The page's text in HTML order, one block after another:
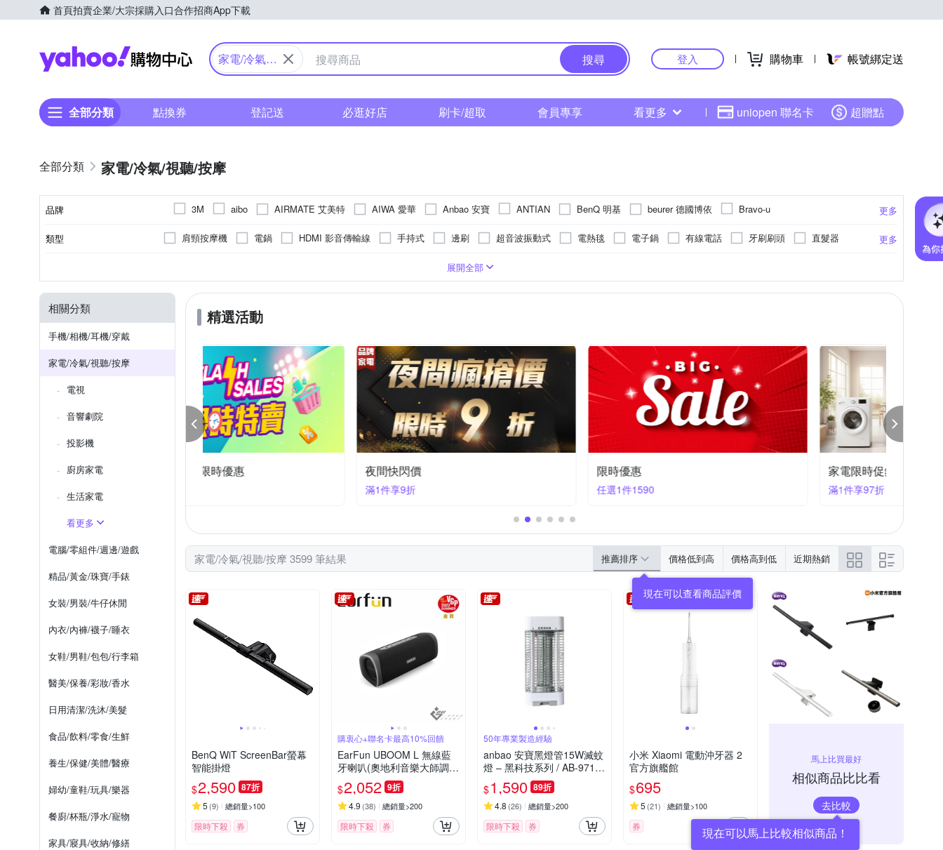
首頁拍賣企業/大宗採購入口合作招商App下載
Yahoo購物中心
家電/冷氣/
搜尋 登入 購物車 帳號綁定送
全部分類 點換券 登記送 必逛好店 刷卡/超取 會員專享 看更多 uniopen 聯名卡 超贈點
家電/冷氣/視聽/按摩
品牌 更多
3M aibo AIRMATE 艾美特 AIWA 愛華 Anbao 安寶 ANTIAN BenQ 明基 beurer 德國博依
Bravo-u
Concern 康生
dyson 戴森 Dawise DigiMax DIKE Dr.AV 聖岡科技 E-books ECOVACS 科沃斯 FJ
Glolux
Kolin 歌林
KINYO KOHZII 康馳 LineQ Marshall mods hair NORTHERN 北方 NESCAFE 雀巢咖啡
OriginalLife
SDL 山多力
Whirlpool 惠而浦 Xiaomi 小米 ZOJIRUSHI 象印 太星電工 其他品牌 怡悅
類型 更多
肩頸按摩機 電鍋 HDMI 影音傳輸線 手持式 邊刷 超音波振動式 電熱毯 電子鍋 有線電話 牙刷刷頭
直髮器
刮除式
專業型調理機
曲線雕塑機 臉部按摩機 電動 家用劇院 美式咖啡機 腳底按摩機 捲髮棒 數位子母機
滾輪式
咖啡機配件
轉動式
小腿
手持式風扇 手持式
驅鼠器
濾網
900W~1000W 1200~1400W
集塵
展開全部
相關分類
手機/相機/耳機/穿戴
家電/冷氣/視聽/按摩
電視
音響劇院
投影機
廚房家電
生活家電
看更多
電腦/零組件/週邊/遊戲
精品/黃金/珠寶/手錶
女裝/男裝/牛仔休閒
內衣/內褲/襪子/睡衣
女鞋/男鞋/包包/行李箱
醫美/保養/彩妝/香水
日用清潔/洗沐/美髮
食品/飲料/零食/生鮮
養生/保健/美體/醫療
婦幼/童鞋/玩具/樂器
餐廚/杯瓶/淨水/寵物
家具/寢具/收納/修繕
精選活動
家電限時促銷97折
家電/冷氣/視聽/按摩 3599 筆結果 推薦排序 價格低到高 價格高到低 近期熱銷
BenQ WiT ScreenBar螢幕
智能掛燈
$2,590 87折
5 (9) 總銷量>100
限時下殺 券
購衷心+聯名卡最高10%回饋
EarFun UBOOM L 無線藍
牙喇叭(奧地利音樂大師調音
日本VGP金賞獎)
$2,052 9折
4.9 (38) 總銷量>200
限時下殺 券
50年專業製造經驗
anbao 安寶黑燈管15W滅蚊
燈 – 黑科技系列 / AB-9715
(白)
$1,590 89折
4.8 (26) 總銷量>200
限時下殺 券
小米 Xiaomi 電動沖牙器 2
官方旗艦館
$695
5 (21) 總銷量>100
券
馬上比買最好
相似商品比比看
去比較
現在可以馬上比較相似商品！